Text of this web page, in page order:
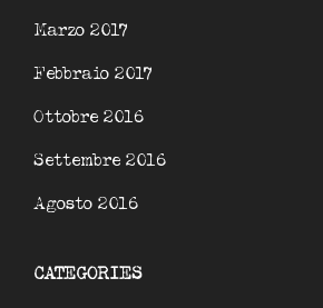
Marzo 2017
Febbraio 2017
Ottobre 2016
Settembre 2016
Agosto 2016
CATEGORIES